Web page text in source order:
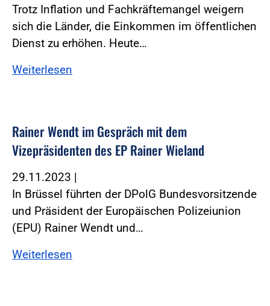
Trotz Inflation und Fachkräftemangel weigern
sich die Länder, die Einkommen im öffentlichen
Dienst zu erhöhen. Heute…
Weiterlesen
Rainer Wendt im Gespräch mit dem
Vizepräsidenten des EP Rainer Wieland
29.11.2023 |
In Brüssel führten der DPolG Bundesvorsitzende
und Präsident der Europäischen Polizeiunion
(EPU) Rainer Wendt und…
Weiterlesen